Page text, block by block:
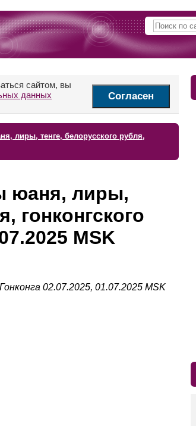
сайтом, вы
данных Согласен
лиры, тенге, белорусского рубля,
юаня, лиры,
гонконгского
MSK
02.07.2025, 01.07.2025 MSK